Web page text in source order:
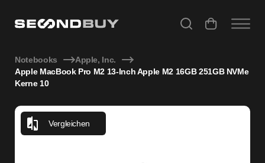
Notebooks
Apple, Inc.
Apple MacBook Pro M2 13-Inch Apple M2 16GB 251GB NVMe
Kerne 10
Vergleichen